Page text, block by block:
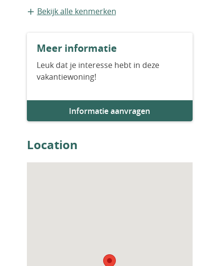
Bestaande bouw
Bekijk alle kenmerken
Meer informatie
Leuk dat je interesse hebt in deze
vakantiewoning!
Informatie aanvragen
Location